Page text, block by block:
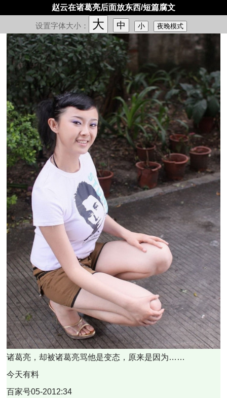
赵云在诸葛亮后面放东西/短篇腐文
设置字体大小： 大 中 小 夜晚模式
诸葛亮，却被诸葛亮骂他是变态，原来是因为……
今天有料
百家号05-2012:34